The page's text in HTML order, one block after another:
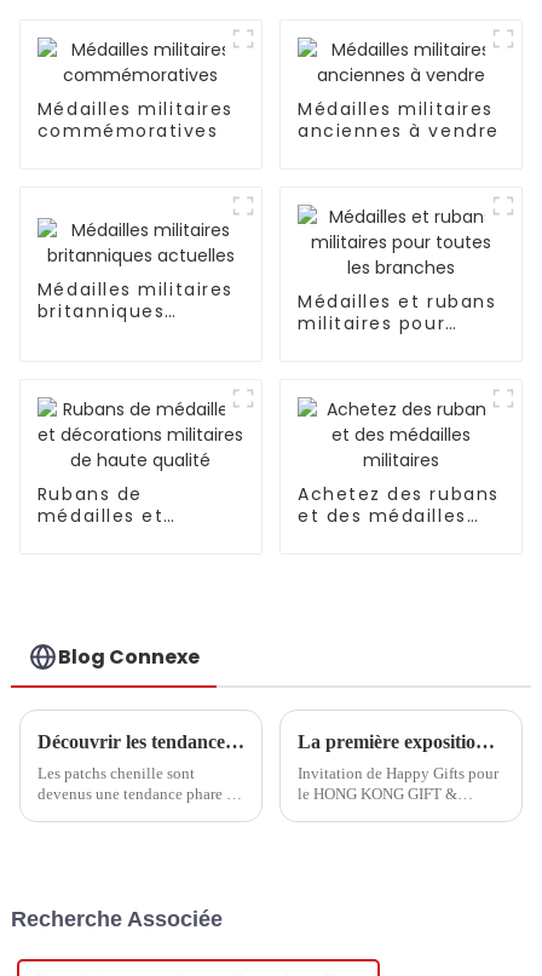
Médailles militaires
commémoratives
Médailles militaires
anciennes à vendre
Médailles militaires
britanniques
Médailles et rubans
militaires pour
Rubans de
médailles et
Achetez des rubans
et des médailles
Blog Connexe
Découvrir les tendances et les étapes d'achat essentielles des patchs chenille en 2025
Les patchs chenille sont
devenus une tendance phare de
La première exposition nationale de notre entreprise cette année a commencé !
Invitation de Happy Gifts pour
le HONG KONG GIFT &
Recherche Associée